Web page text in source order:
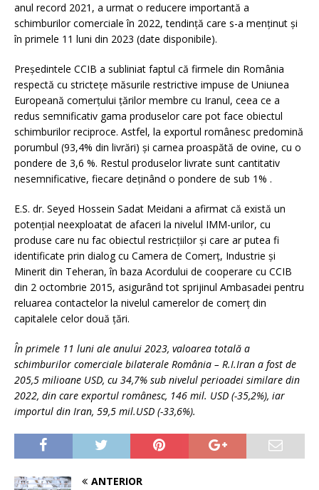
anul record 2021, a urmat o reducere importantă a
schimburilor comerciale în 2022, tendință care s-a menținut și
în primele 11 luni din 2023 (date disponibile).
Președintele CCIB a subliniat faptul că firmele din România
respectă cu strictețe măsurile restrictive impuse de Uniunea
Europeană comerțului țărilor membre cu Iranul, ceea ce a
redus semnificativ gama produselor care pot face obiectul
schimburilor reciproce. Astfel, la exportul românesc predomină
porumbul (93,4% din livrări) și carnea proaspătă de ovine, cu o
pondere de 3,6 %. Restul produselor livrate sunt cantitativ
nesemnificative, fiecare deținând o pondere de sub 1% .
E.S. dr. Seyed Hossein Sadat Meidani a afirmat că există un
potențial neexploatat de afaceri la nivelul IMM-urilor, cu
produse care nu fac obiectul restricțiilor și care ar putea fi
identificate prin dialog cu Camera de Comerț, Industrie și
Minerit din Teheran, în baza Acordului de cooperare cu CCIB
din 2 octombrie 2015, asigurând tot sprijinul Ambasadei pentru
reluarea contactelor la nivelul camerelor de comerț din
capitalele celor două țări.
În primele 11 luni ale anului 2023, valoarea totală a
schimburilor comerciale bilaterale România – R.I.Iran a fost de
205,5 milioane USD, cu 34,7% sub nivelul perioadei similare din
2022, din care exportul românesc, 146 mil. USD (-35,2%), iar
importul din Iran, 59,5 mil.USD (-33,6%).
ANTERIOR